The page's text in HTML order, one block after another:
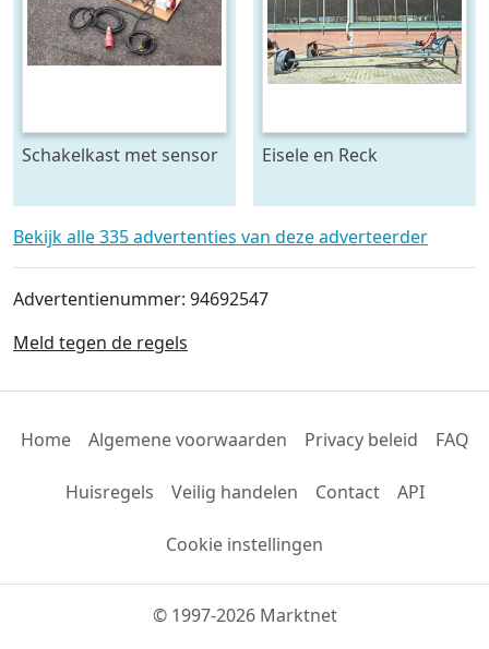
Schakelkast met sensor
Eisele en Reck
kast 70 x 70 raam - beide
5 meter lang
Bekijk alle 335 advertenties van deze adverteerder
Advertentienummer: 94692547
Meld tegen de regels
Home Algemene voorwaarden Privacy beleid FAQ
Huisregels Veilig handelen Contact API
Cookie instellingen
© 1997-2026 Marktnet